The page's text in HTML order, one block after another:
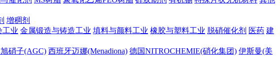
增稠剂
工业 金属锻造与铸造工业 填料与颜料工业 橡胶与塑料工业 脱硝催化剂 医药 建
硝子(AGC) 西班牙迈娜(Menadiona) 德国NITROCHEMIE(硝化集团) 伊斯曼(美